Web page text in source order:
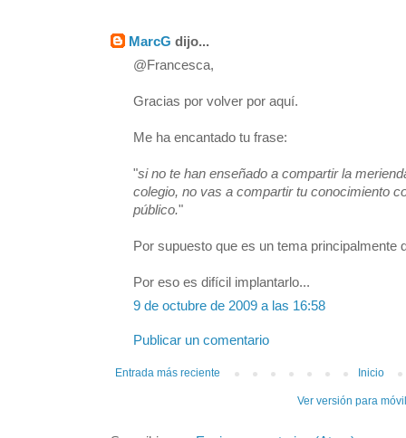
MarcG dijo...
@Francesca,
Gracias por volver por aquí.
Me ha encantado tu frase:
"si no te han enseñado a compartir la
colegio, no vas a compartir tu conocimiento
público."
Por supuesto que es un tema principalmente
Por eso es difícil implantarlo...
9 de octubre de 2009 a las 16:58
Publicar un comentario
Entrada más reciente Inicio
Ver versión para